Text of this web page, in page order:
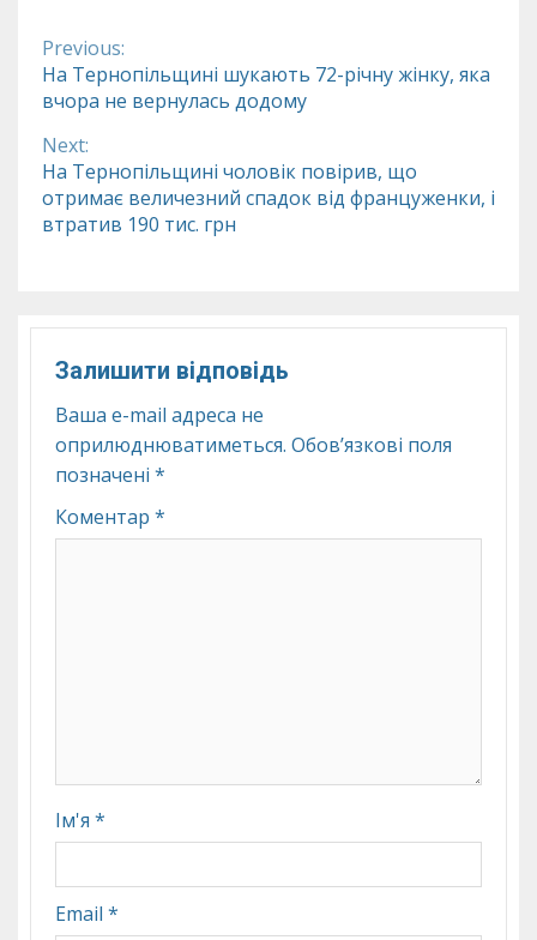
Continue
Reading
Previous:
На Тернопільщині шукають 72-річну жінку, яка
вчора не вернулась додому
Next:
На Тернопільщині чоловік повірив, що
отримає величезний спадок від француженки, і
втратив 190 тис. грн
Залишити відповідь
Ваша e-mail адреса не
оприлюднюватиметься. Обов’язкові поля
позначені *
Коментар *
Ім'я *
Email *